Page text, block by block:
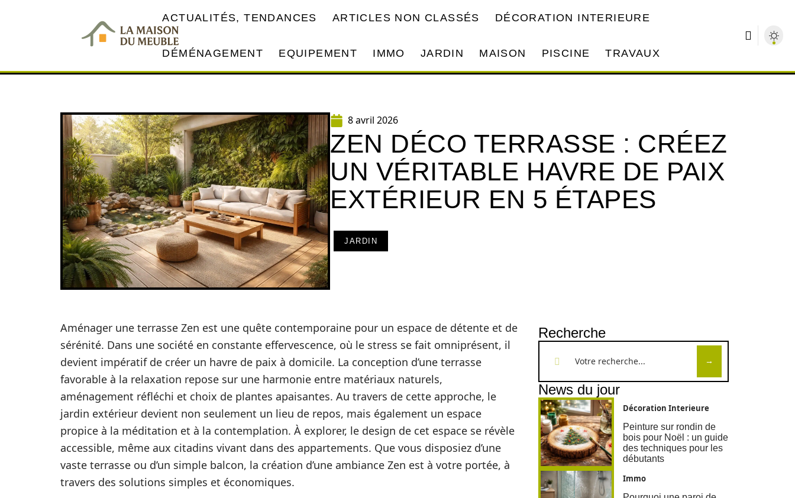
ACTUALITÉS, TENDANCES ARTICLES NON CLASSÉS DÉCORATION INTERIEURE
DÉMÉNAGEMENT EQUIPEMENT IMMO JARDIN MAISON PISCINE TRAVAUX
8 avril 2026
ZEN DÉCO TERRASSE : CRÉEZ
UN VÉRITABLE HAVRE DE PAIX
EXTÉRIEUR EN 5 ÉTAPES
JARDIN
Aménager une terrasse Zen est une quête contemporaine pour un espace de détente et de
sérénité. Dans une société en constante effervescence, où le stress se fait omniprésent, il
devient impératif de créer un havre de paix à domicile. La conception d’une terrasse
favorable à la relaxation repose sur une harmonie entre matériaux naturels,
aménagement réfléchi et choix de plantes apaisantes. Au travers de cette approche, le
jardin extérieur devient non seulement un lieu de repos, mais également un espace
propice à la méditation et à la contemplation. À explorer, le design de cet espace se révèle
accessible, même aux citadins vivant dans des appartements. Que vous disposiez d’une
vaste terrasse ou d’un simple balcon, la création d’une ambiance Zen est à votre portée, à
travers des solutions simples et économiques.
Recherche
News du jour
Décoration Interieure
Peinture sur rondin de
bois pour Noël : un guide
des techniques pour les
débutants
Immo